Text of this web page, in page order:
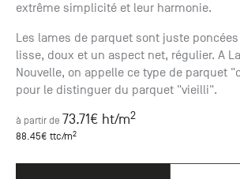
extrême simplicité et leur harmonie.
Les lames de parquet sont juste
lisse, doux et un aspect net, régulier. A
Nouvelle, on appelle ce type de parquet
pour le distinguer du parquet "vieilli".
à partir de 73.71€ ht/m2
88.45€ ttc/m2